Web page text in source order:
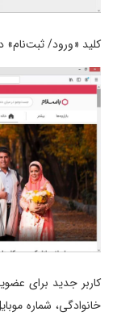
کلید «ورود/
کاربر جدید برای
خانوادگی، شماره